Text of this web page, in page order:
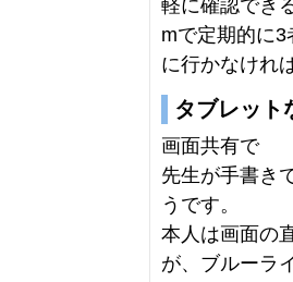
軽に確認でき
mで定期的に
に行かなけれ
タブレット
画面共有で
先生が手書き
うです。
本人は画面の
が、ブルーラ